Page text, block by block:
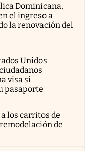
Dominicana,
el ingreso a
la renovación del
Unidos
visa si
pasaporte
los carritos de
de